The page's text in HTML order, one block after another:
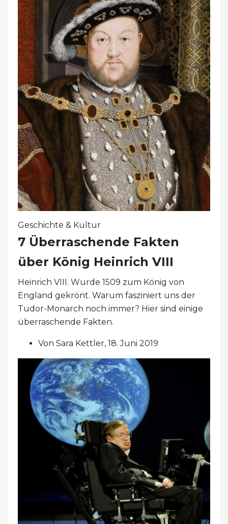
Geschichte & Kultur
7 Überraschende Fakten
über König Heinrich VIII
Heinrich VIII. Wurde 1509 zum König von
England gekrönt. Warum fasziniert uns der
Tudor-Monarch noch immer? Hier sind einige
überraschende Fakten.
Von Sara Kettler, 18. Juni 2019